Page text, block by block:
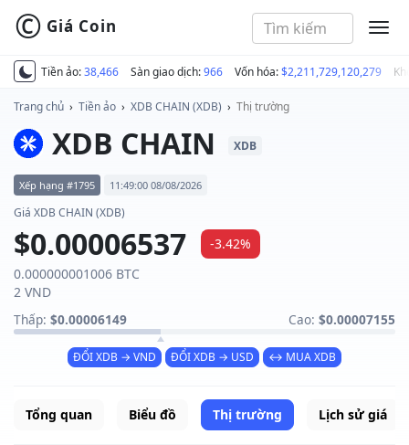
Tiền ảo:38,466 Sàn giao dịch:966 Vốn hóa:$2,211,729,120,279
© Giá Coin
Trang chủ › Tiền ảo › XDB CHAIN (XDB) › Thị trường
XDB CHAIN XDB
Xếp hạng #1795 11:49:00 08/08/2026
Giá XDB CHAIN (XDB)
$0.00006537
-3.42%
0.000000001006 BTC
2 VND
Thấp: $0.00006149 Cao: $0.00007155
ĐỔI XDB → VND ĐỔI XDB → USD ↔ MUA XDB
Tổng quan Biểu đồ Thị trường Lịch sử giá